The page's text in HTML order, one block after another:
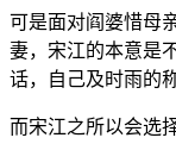
可是面对阎婆惜母
妻，宋江的本意是
话，自己及时雨的
而宋江之所以会选